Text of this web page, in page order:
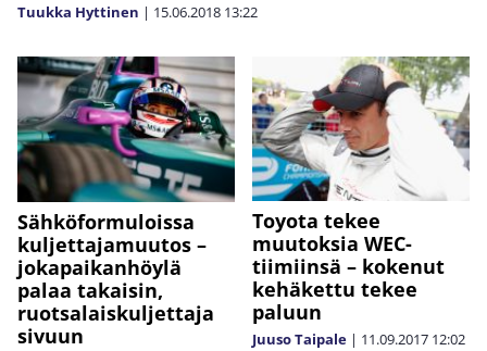
Tuukka Hyttinen | 15.06.2018 13:22
Sähköformuloissa
kuljettajamuutos –
jokapaikanhöylä
palaa takaisin,
ruotsalaiskuljettaja
sivuun
Toyota tekee
muutoksia WEC-
tiimiinsä – kokenut
kehäkettu tekee
paluun
Juuso Taipale | 11.09.2017 12:02